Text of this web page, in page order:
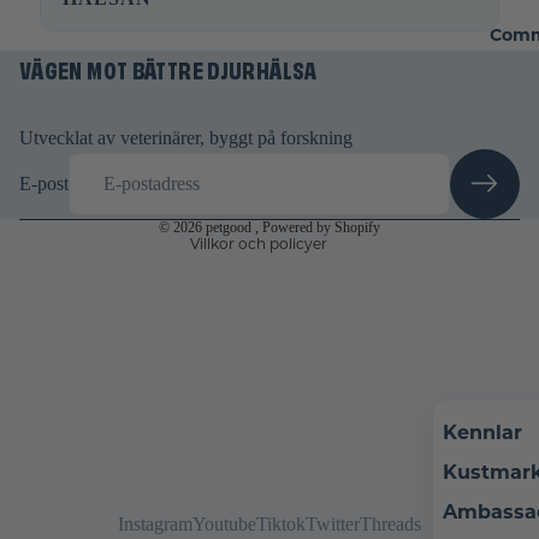
Kennlar
VÄGEN MOT BÄTTRE DJURHÄLSA
Utvecklat av veterinärer, byggt på forskning
E-post
© 2026 petgood , Powered by Shopify
Villkor och policyer
Användarvillkor
Rättsligt meddelande
InstagramYoutubeTiktokTwitterThreads